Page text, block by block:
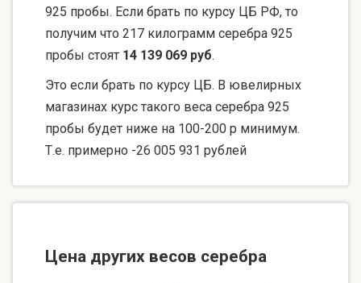
925 пробы. Если брать по курсу ЦБ РФ, то
получим что 217 килограмм серебра 925
пробы стоят 14 139 069 руб.
Это если брать по курсу ЦБ. В ювелирных
магазинах курс такого веса серебра 925
пробы будет ниже на 100-200 р минимум.
Т.е. примерно -26 005 931 рублей
Цена других весов серебра